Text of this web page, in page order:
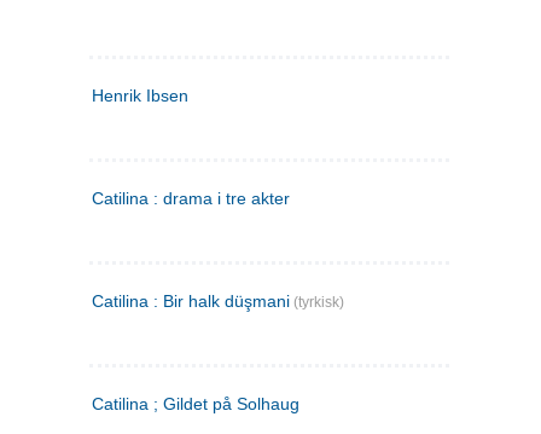
Henrik Ibsen
Catilina : drama i tre akter
Catilina : Bir halk düşmani (tyrkisk)
Catilina ; Gildet på Solhaug